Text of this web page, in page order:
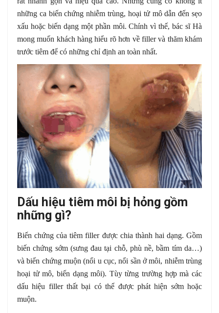
những ca biến chứng nhiễm trùng, hoại tử mô dẫn đến sẹo
xấu hoặc biến dạng một phần môi. Chính vì thế, bác sĩ Hà
mong muốn khách hàng hiểu rõ hơn về filler và thăm khám
trước tiêm để có những chỉ định an toàn nhất.
Dấu hiệu tiêm môi bị hỏng gồm
những gì?
Biến chứng của tiêm filler được chia thành hai dạng. Gồm
biến chứng sớm (sưng đau tại chỗ, phù nề, bầm tím da…)
và biến chứng muộn (nổi u cục, nổi sần ở môi, nhiễm trùng
hoại tử mô, biến dạng môi). Tùy từng trường hợp mà các
dấu hiệu filler thất bại có thể được phát hiện sớm hoặc
muộn.